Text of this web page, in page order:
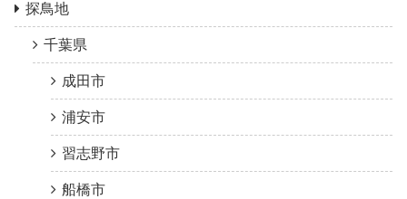
探鳥地
千葉県
成田市
浦安市
習志野市
船橋市